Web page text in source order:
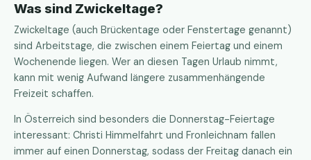
Was sind Zwickeltage?
Zwickeltage (auch Brückentage oder Fenstertage genannt)
sind Arbeitstage, die zwischen einem Feiertag und einem
Wochenende liegen. Wer an diesen Tagen Urlaub nimmt,
kann mit wenig Aufwand längere zusammenhängende
Freizeit schaffen.
In Österreich sind besonders die Donnerstag-Feiertage
interessant: Christi Himmelfahrt und Fronleichnam fallen
immer auf einen Donnerstag, sodass der Freitag danach ein